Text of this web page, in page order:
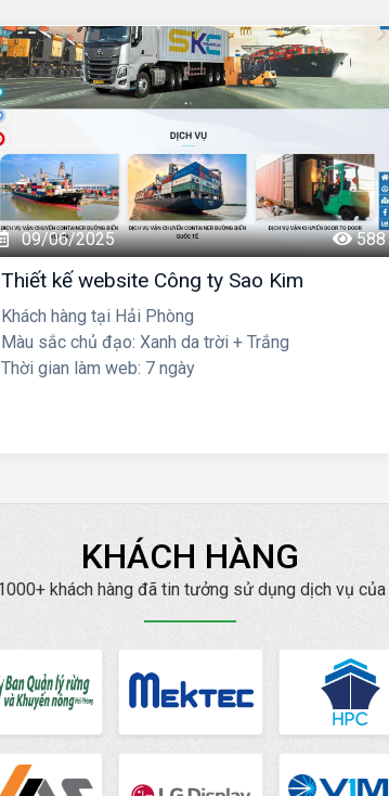
09/06/2025 588
Thiết kế website Công ty Sao Kim
Khách hàng tại Hải Phòng
Màu sắc chủ đạo: Xanh da trời + Trắng
Thời gian làm web: 7 ngày
KHÁCH HÀNG
khách hàng đã tin tưởng sử dụng dịch vụ của